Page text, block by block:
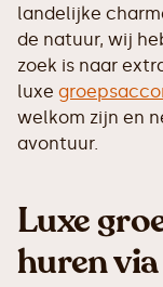
landelijke
de natuur, wij
zoek is naar
luxe
welkom zijn en
avontuur.
Luxe
huren via